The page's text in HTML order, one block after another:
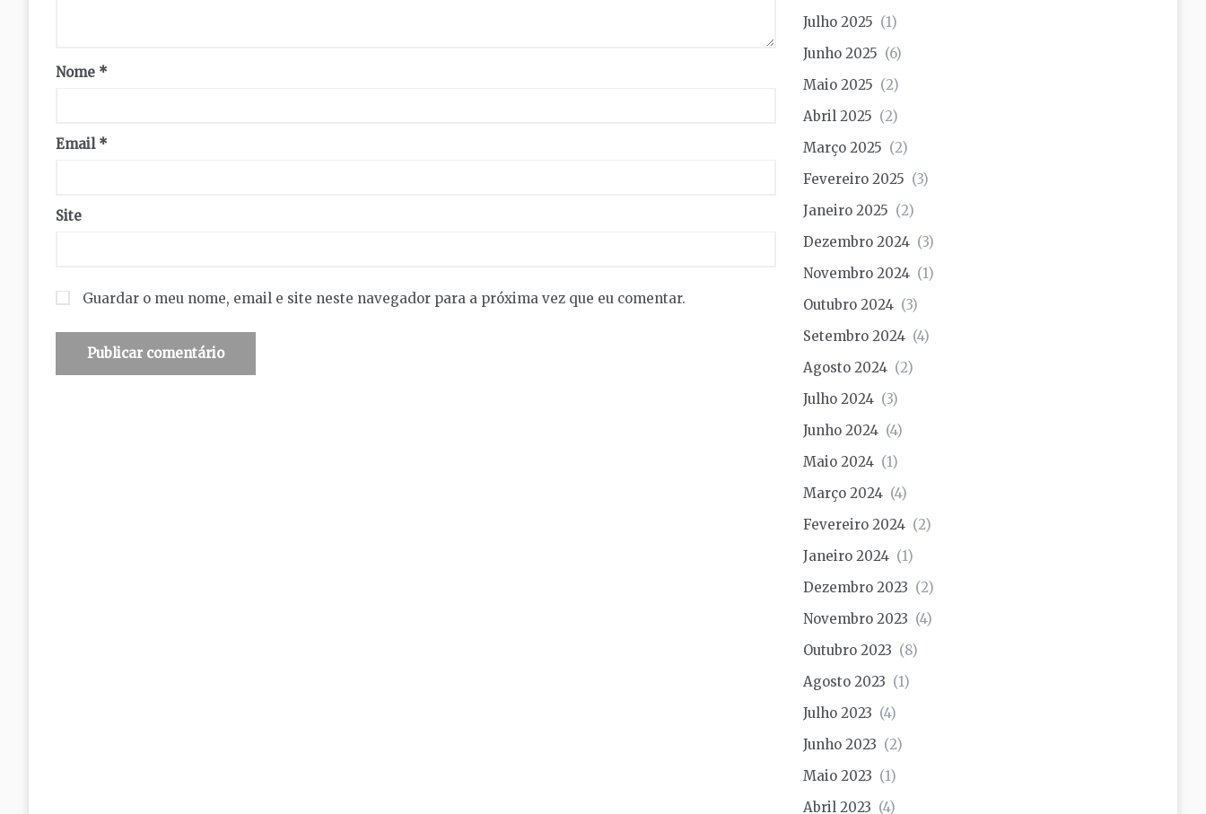
Nome *
Email *
Site
Guardar o meu nome, email e site neste navegador para a próxima vez que eu comentar.
Julho 2025 (1)
Junho 2025 (6)
Maio 2025 (2)
Abril 2025 (2)
Março 2025 (2)
Fevereiro 2025 (3)
Janeiro 2025 (2)
Dezembro 2024 (3)
Novembro 2024 (1)
Outubro 2024 (3)
Setembro 2024 (4)
Agosto 2024 (2)
Julho 2024 (3)
Junho 2024 (4)
Maio 2024 (1)
Março 2024 (4)
Fevereiro 2024 (2)
Janeiro 2024 (1)
Dezembro 2023 (2)
Novembro 2023 (4)
Outubro 2023 (8)
Agosto 2023 (1)
Julho 2023 (4)
Junho 2023 (2)
Maio 2023 (1)
Abril 2023 (4)